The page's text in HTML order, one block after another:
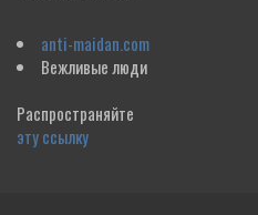
anti-maidan.com
Вежливые люди
Распространяйте
эту ссылку